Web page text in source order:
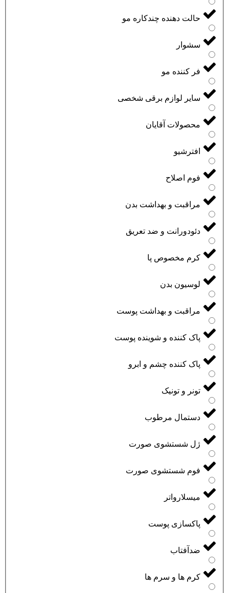
حالت دهنده چندکاره مو
سشوار
فر کننده مو
سایر لوازم برقی شخصی
محصولات آقایان
افترشیو
فوم اصلاح
مراقبت و بهداشت بدن
دئودورانت و ضد تعریق
کرم مخصوص پا
لوسیون بدن
مراقبت و بهداشت پوست
پاک کننده و شوینده پوست
پاک کننده چشم و ابرو
تونر و تونیک
دستمال مرطوب
ژل شستشوی صورت
فوم شستشوی صورت
میسلارواتر
پاکسازی پوست
ضدآفتاب
کرم ها و سرم ها